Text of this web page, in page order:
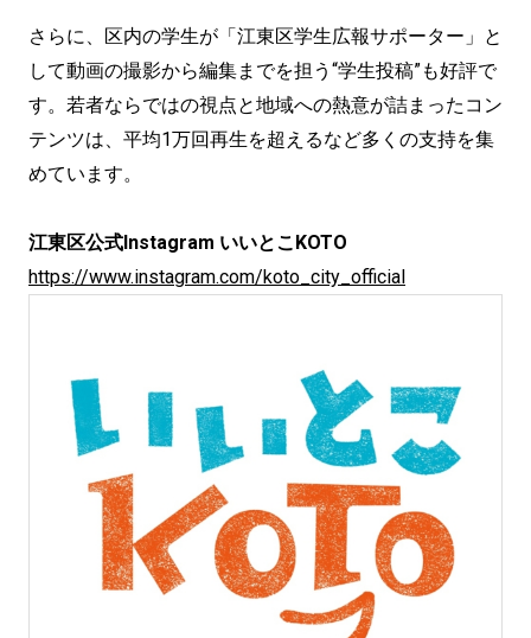
さらに、区内の学生が「江東区学生広報サポーター」と
して動画の撮影から編集までを担う“学生投稿”も好評で
す。若者ならではの視点と地域への熱意が詰まったコン
テンツは、平均1万回再生を超えるなど多くの支持を集
めています。
江東区公式Instagram いいとこKOTO
https://www.instagram.com/koto_city_official